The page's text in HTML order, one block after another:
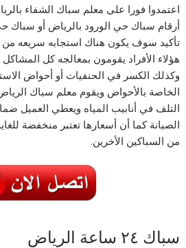
اعتمدوا فورا على معلم سباك الشفاء
أرقام سباك حي الورود بالرياض أو سباك
تأكيد سوف يكون هناك استجابه سريعه
هؤلاء الأفراد يقومون بمعالجه كل المشاكل
وكذلك الكسر في الحنفيات أو أحواض
الخاصة بالأحواض ويقوم معلم سباك
التلف في أنابيب المياه ويعطي العميل
الصيانة كما أن أسعارها تعتبر منخفضة
من السباكين الأخرين.
سباك ٢٤ ساعة الرياض